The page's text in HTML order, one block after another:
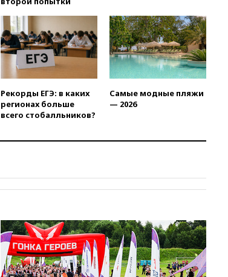
вчера, 21:35«Аэрофлот»
отменяет часть рейсов в Сочи
и Геленджик
вчера, 21:25Руслан Терновой
выиграл золото чемпионата
Европы в прыжках с 10-
вчера, 21:10РФ не получала
обращений о прекращении
в Армении
онлайн-продаже алкоголя
рекомендовать не посещать
Армению
вчера, 20:35ПВО за день
сбила еще 281 украинский
беспилотник над Россией
Рекорды ЕГЭ: в каких
регионах больше
всего стобалльников?
Самые модные пляжи
— 2026